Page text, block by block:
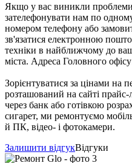
Якщо у вас виникли
зателефонувати нам по
номером телефону або
зв'язатися електронною
техніки в найближчому до
міста. Адреса Головного
Зорієнтуватися за цінами
розташований на сайті
через банк або готівкою
сигарет, ми ремонтуємо
й ПК, відео- і фотокамери.
Залишити відгукВідгуки